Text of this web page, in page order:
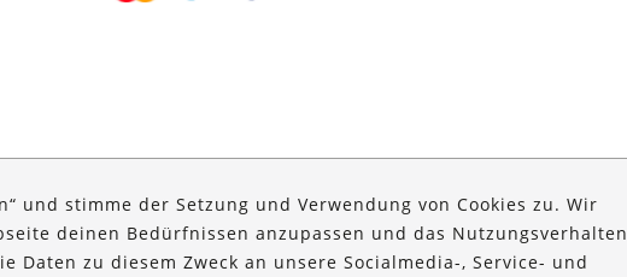
und stimme der Setzung und Verwendung von Cookies zu. Wir
deinen Bedürfnissen anzupassen und das Nutzungsverhalten
zu diesem Zweck an unsere Socialmedia-, Service- und